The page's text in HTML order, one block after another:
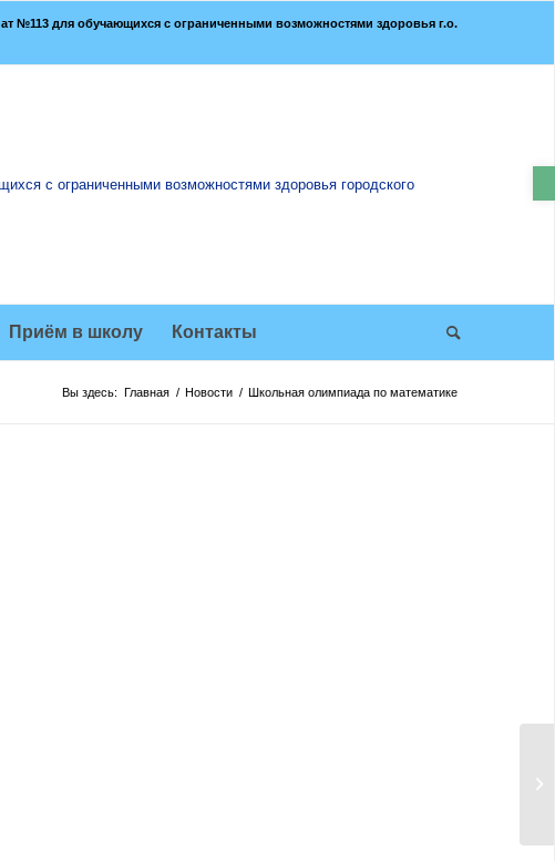
№113 для обучающихся с ограниченными возможностями здоровья г.о.
Приём в школу Контакты
Вы здесь: Главная / Новости / Школьная олимпиада по математике